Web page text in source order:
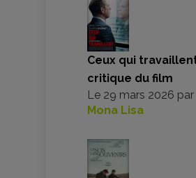
Ceux qui
critique du film
Le 29 mars 2026 par
Mona Lisa